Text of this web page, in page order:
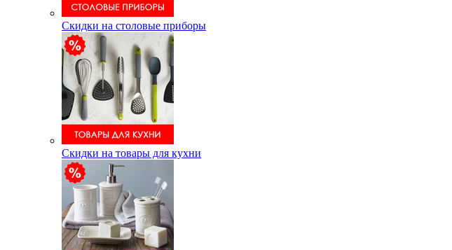
Скидки на столовые приборы
Скидки на товары для кухни